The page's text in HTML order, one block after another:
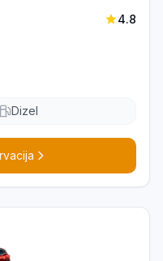
4.8
Dizel